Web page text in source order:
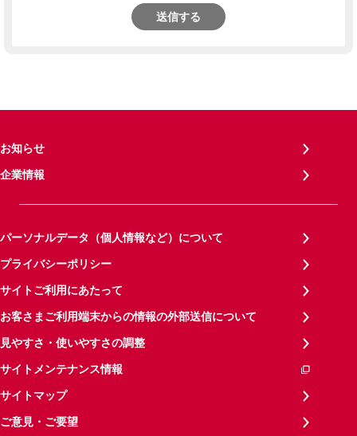
送信する
お知らせ
企業情報
パーソナルデータ（個人情報など）について
プライバシーポリシー
サイトご利用にあたって
お客さまご利用端末からの情報の外部送信について
見やすさ・使いやすさの調整
サイトメンテナンス情報
サイトマップ
ご意見・ご要望